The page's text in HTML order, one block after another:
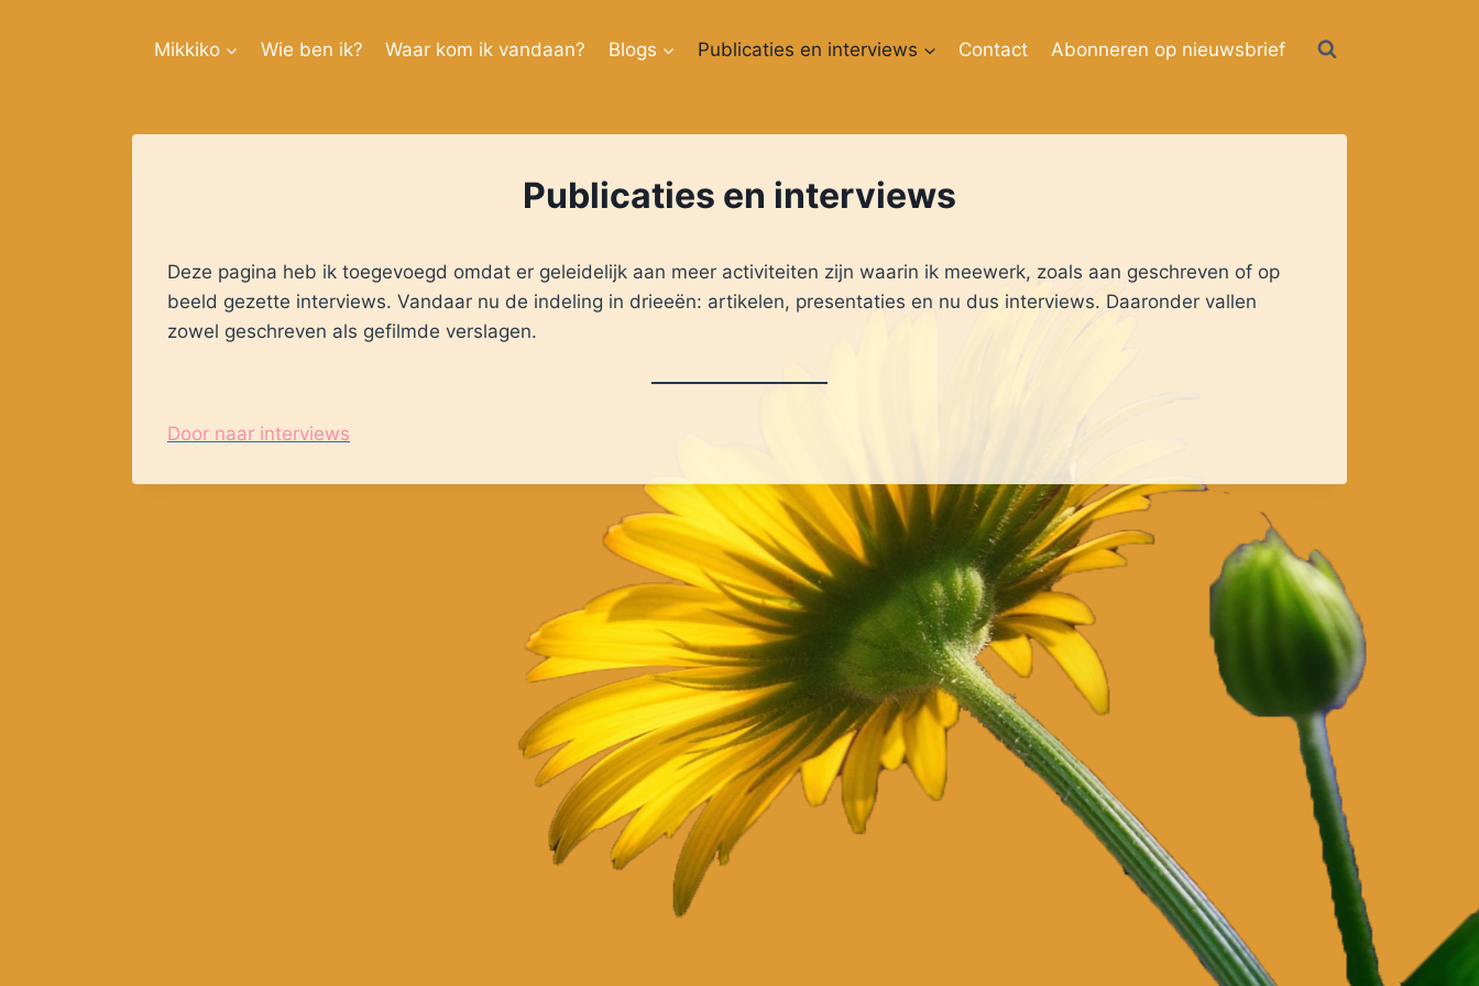
Mikkiko Wie ben ik? Waar kom ik vandaan? Blogs Publicaties en interviews Contact Abonneren op nieuwsbrief
Publicaties en interviews
Deze pagina heb ik toegevoegd omdat er geleidelijk aan meer activiteiten zijn waarin ik meewerk, zoals aan geschreven of op
beeld gezette interviews. Vandaar nu de indeling in drieeën: artikelen, presentaties en nu dus interviews. Daaronder vallen
zowel geschreven als gefilmde verslagen.
Door naar interviews